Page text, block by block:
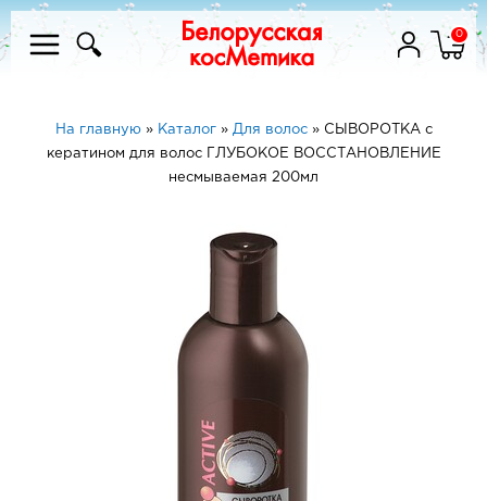
0
На главную» Каталог» Для волос» СЫВОРОТКА с
кератином для волос ГЛУБОКОЕ ВОССТАНОВЛЕНИЕ
несмываемая 200мл